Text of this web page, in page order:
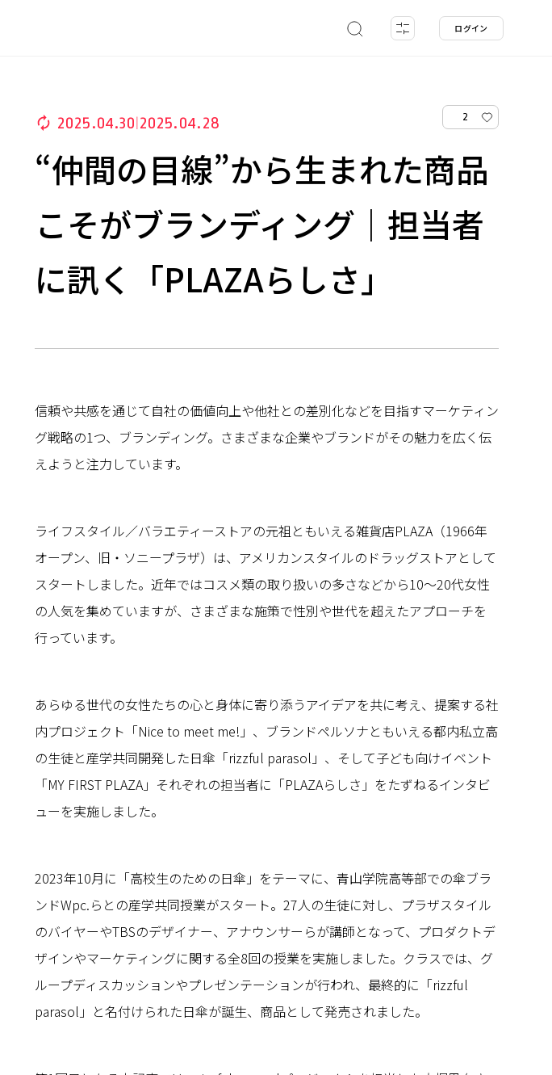
ログイン
2025.04.30 2025.04.28 2
“仲間の目線”から生まれた商品
こそがブランディング｜担当者
に訊く「PLAZAらしさ」
信頼や共感を通じて自社の価値向上や他社との差別化などを目指すマーケティン
グ戦略の1つ、ブランディング。さまざまな企業やブランドがその魅力を広く伝
えようと注力しています。
ライフスタイル／バラエティーストアの元祖ともいえる雑貨店PLAZA（1966年
オープン、旧・ソニープラザ）は、アメリカンスタイルのドラッグストアとして
スタートしました。近年ではコスメ類の取り扱いの多さなどから10～20代女性
の人気を集めていますが、さまざまな施策で性別や世代を超えたアプローチを
行っています。
あらゆる世代の女性たちの心と身体に寄り添うアイデアを共に考え、提案する社
内プロジェクト「Nice to meet me!」、ブランドペルソナともいえる都内私立高
の生徒と産学共同開発した日傘「rizzful parasol」、そして子ども向けイベント
「MY FIRST PLAZA」それぞれの担当者に「PLAZAらしさ」をたずねるインタビ
ューを実施しました。
2023年10月に「高校生のための日傘」をテーマに、青山学院高等部での傘ブラ
ンドWpc.らとの産学共同授業がスタート。27人の生徒に対し、プラザスタイル
のバイヤーやTBSのデザイナー、アナウンサーらが講師となって、プロダクトデ
ザインやマーケティングに関する全8回の授業を実施しました。クラスでは、グ
ループディスカッションやプレゼンテーションが行われ、最終的に「rizzful
parasol」と名付けられた日傘が誕生、商品として発売されました。